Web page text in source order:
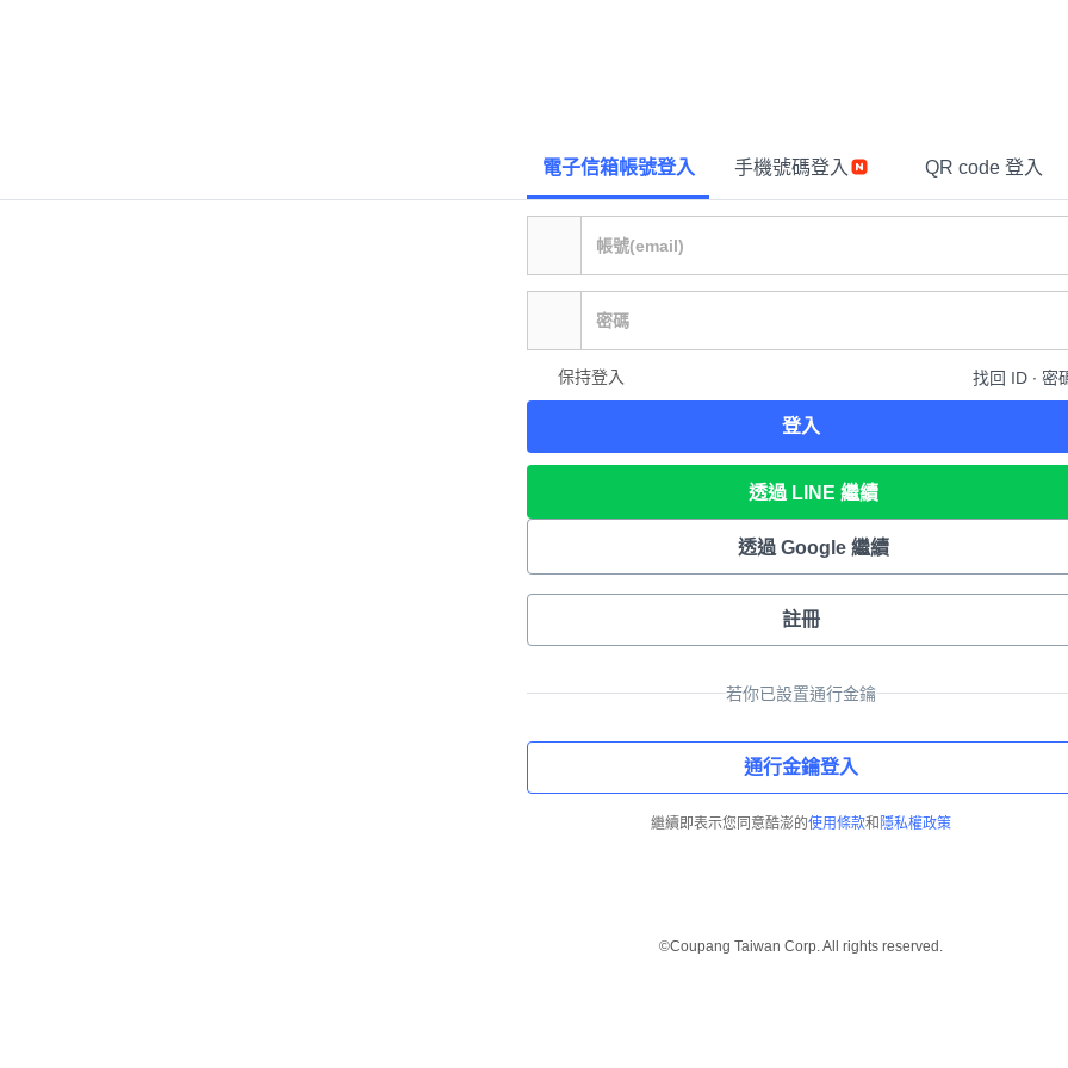
電子信箱帳號登入 手機號碼登入 QR code 登入
保持登入 找回 ID ∙ 密
登入
透過 LINE 繼續
透過 Google 繼續
註冊
若你已設置通行金鑰
通行金鑰登入
繼續即表示您同意酷澎的使用條款和 隱私權政策
©Coupang Taiwan Corp. All rights reserved.